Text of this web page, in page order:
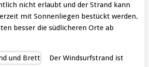
nicht erlaubt und der Strand kann
mit Sonnenliegen bestückt werden.
besser die südlicheren Orte ab
Der Windsurfstrand ist